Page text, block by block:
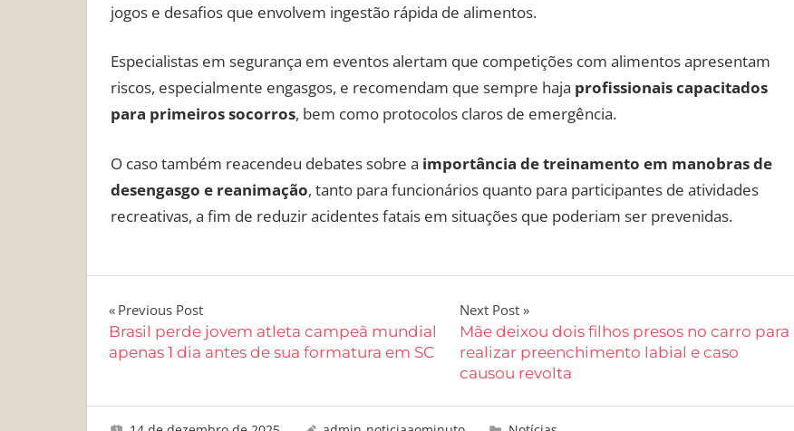
jogos e desafios que envolvem ingestão rápida de alimentos.
Especialistas em segurança em eventos alertam que competições com alimentos apresentam
riscos, especialmente engasgos, e recomendam que sempre haja profissionais capacitados
para primeiros socorros, bem como protocolos claros de emergência.
O caso também reacendeu debates sobre a importância de treinamento em manobras de
desengasgo e reanimação, tanto para funcionários quanto para participantes de atividades
recreativas, a fim de reduzir acidentes fatais em situações que poderiam ser prevenidas.
Navegação
de
Previous Post
Brasil perde jovem atleta campeã mundial
apenas 1 dia antes de sua formatura em SC
Next Post
Mãe deixou dois filhos presos no carro para
realizar preenchimento labial e caso
causou revolta